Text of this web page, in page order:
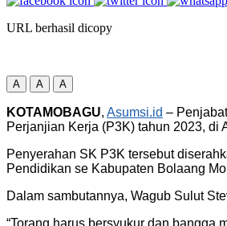
URL berhasil dicopy
A A A
KOTAMOBAGU, Asumsi.id –
Perjanjian Kerja (P3K) tahun 2023, di
Penyerahan SK P3K tersebut
Pendidikan se Kabupaten Bolaang
Dalam sambutannya, Wagub Sulut
“Torang harus bersyukur dan bangga